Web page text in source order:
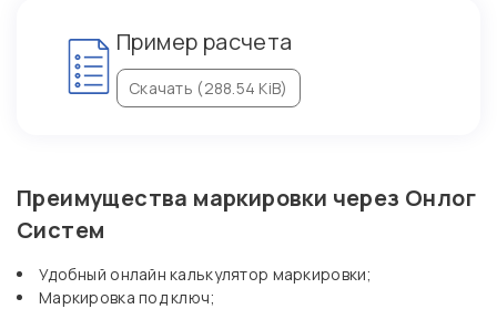
Пример расчета
Скачать (288.54 KiB)
Преимущества маркировки через Онлог
Систем
Удобный онлайн калькулятор маркировки;
Маркировка под ключ;